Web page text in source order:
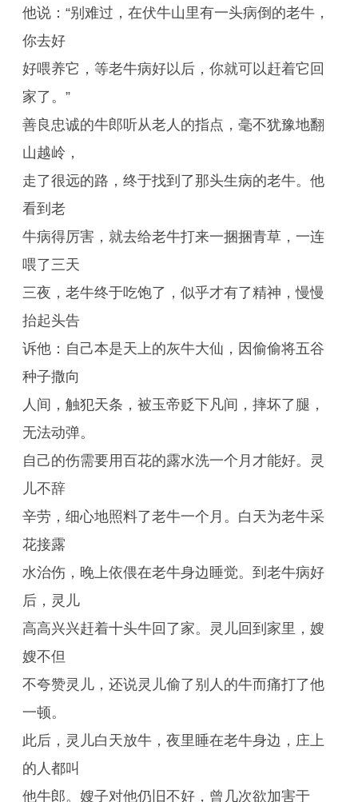
他说：“别难过，在伏牛山里有一头病倒的老牛，
你去好
好喂养它，等老牛病好以后，你就可以赶着它回
家了。”
善良忠诚的牛郎听从老人的指点，毫不犹豫地翻
山越岭，
走了很远的路，终于找到了那头生病的老牛。他
看到老
牛病得厉害，就去给老牛打来一捆捆青草，一连
喂了三天
三夜，老牛终于吃饱了，似乎才有了精神，慢慢
抬起头告
诉他：自己本是天上的灰牛大仙，因偷偷将五谷
种子撒向
人间，触犯天条，被玉帝贬下凡间，摔坏了腿，
无法动弹。
自己的伤需要用百花的露水洗一个月才能好。灵
儿不辞
辛劳，细心地照料了老牛一个月。白天为老牛采
花接露
水治伤，晚上依偎在老牛身边睡觉。到老牛病好
后，灵儿
高高兴兴赶着十头牛回了家。灵儿回到家里，嫂
嫂不但
不夸赞灵儿，还说灵儿偷了别人的牛而痛打了他
一顿。
此后，灵儿白天放牛，夜里睡在老牛身边，庄上
的人都叫
他牛郎。嫂子对他仍旧不好，曾几次欲加害于